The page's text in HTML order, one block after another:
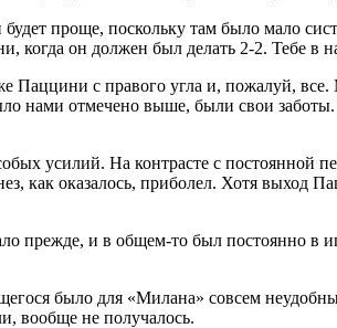
проще, поскольку там было мало
он должен был делать 2-2. Тебе в
с правого угла и, пожалуй,
отмечено выше, были свои заботы.
усилий. На контрасте с постоянной
как оказалось, приболел. Хотя выход
и в общем-то был постоянно в
было для «Милана» совсем
вообще не получалось.